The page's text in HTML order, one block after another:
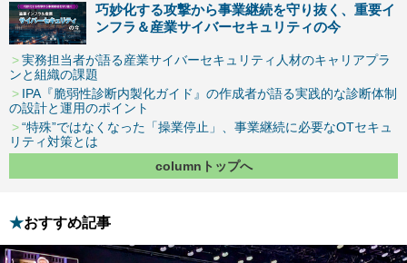
巧妙化する攻撃から事業継続を守り抜く、重要イ
ンフラ＆産業サイバーセキュリティの今
実務担当者が語る産業サイバーセキュリティ人材のキャリアプラ
ンと組織の課題
IPA『脆弱性診断内製化ガイド』の作成者が語る実践的な診断体制
の設計と運用のポイント
“特殊”ではなくなった「操業停止」、事業継続に必要なOTセキュ
リティ対策とは
columnトップへ
おすすめ記事